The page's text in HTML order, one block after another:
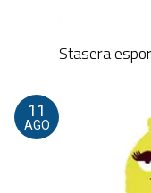
Stasera
11
AGO